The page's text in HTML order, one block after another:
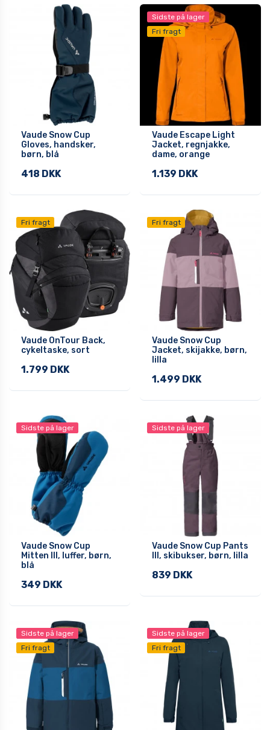
Vaude Snow Cup
Gloves, handsker,
børn, blå
418 DKK
Sidste på lager
Fri fragt
Vaude Escape Light
Jacket, regnjakke,
dame, orange
1.139 DKK
Fri fragt
Vaude OnTour Back,
cykeltaske, sort
1.799 DKK
Fri fragt
Vaude Snow Cup
Jacket, skijakke, børn,
lilla
1.499 DKK
Sidste på lager
Vaude Snow Cup
Mitten III, luffer, børn,
blå
349 DKK
Sidste på lager
Vaude Snow Cup Pants
III, skibukser, børn, lilla
839 DKK
Sidste på lager
Fri fragt
Sidste på lager
Fri fragt